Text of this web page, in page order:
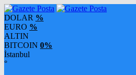
DOLAR %
EURO %
ALTIN
BITCOIN 0%
İstanbul
°